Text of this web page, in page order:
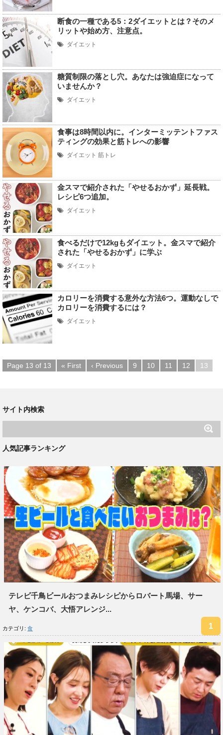
断食の一種である5：2ダイエットとは？そのメ
リットや始め方、注意点。
ダイエット
糖質制限の落とし穴。あなたは強迫症になって
いませんか？
ダイエット
食事は8時間以内に。インターミッテントファス
ティングの効果と筋トレへの影響
ダイエット 筋トレ
金スマで紹介された「やせるおかず」延長戦。
レシピ6つ追加。
ダイエット
食べるだけで12kgもダイエット。金スマで紹介
された「やせるおかず」に学ぶ
ダイエット
カロリーを消費する意外な方法6つ。運動なしで
カロリーを消費するには？
ダイエット
Page 13 of 13 « First ‹ Previous 9 10 11 12 13
サイト内検索
人気記事ランキング
テレビ千鳥ビールおつまみレシピからロバート馬場、サー
ヤ、ケンコバ、大悟アレンジ...
カテゴリ: 食